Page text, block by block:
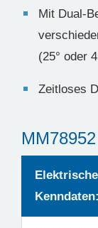
Mit Dual-
(25° oder
Zeitloses
MM78952
Elektrische
Kenndaten: